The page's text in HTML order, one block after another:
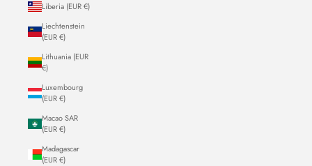
Liberia (EUR €)
Liechtenstein
(EUR €)
Lithuania (EUR
€)
Luxembourg
(EUR €)
Macao SAR
(EUR €)
Madagascar
(EUR €)